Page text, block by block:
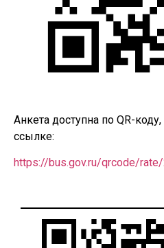
Анкета доступна по QR-
ссылке:
https://bus.gov.ru/qrcode/